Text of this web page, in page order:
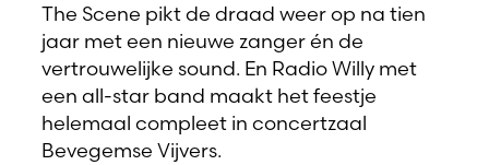
The Scene pikt de draad weer op na tien
jaar met een nieuwe zanger én de
vertrouwelijke sound. En Radio Willy met
een all-star band maakt het feestje
helemaal compleet in concertzaal
Bevegemse Vijvers.